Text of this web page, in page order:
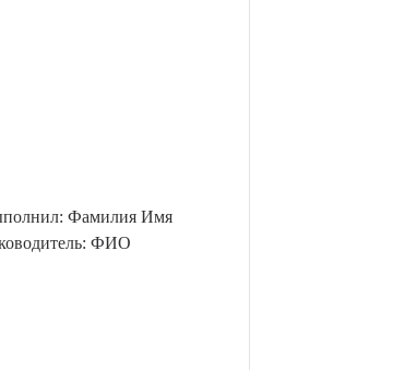
Фамилия Имя
ФИО